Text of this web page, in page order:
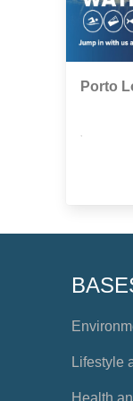
Porto
Lifestyle
Health